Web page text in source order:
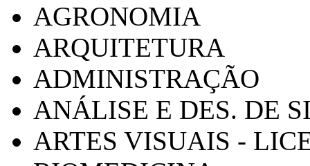
AGRONOMIA
ARQUITETURA
ADMINISTRAÇÃO
ANÁLISE E DES. DE
ARTES VISUAIS -